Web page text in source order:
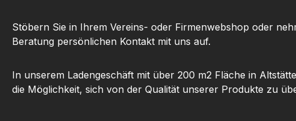
Stöbern Sie in Ihrem Vereins- oder Firmenwebshop oder
Beratung persönlichen Kontakt mit uns auf.
In unserem Ladengeschäft mit über 200 m2 Fläche in
die Möglichkeit, sich von der Qualität unserer Produkte zu